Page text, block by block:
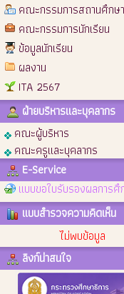
คณะกรรมการสถานศึกษา
คณะกรรมการนักเรียน
ข้อมูลนักเรียน
ผลงาน
ITA 2567
ฝ่ายบริหารและบุคลากร
คณะผู้บริหาร
คณะครูและบุคลากร
E-Service
แบบขอใบรับรองผลการศึ
แบบสำรวจความคิดเห็น
ไม่พบข้อมูล
ลิงก์น่าสนใจ